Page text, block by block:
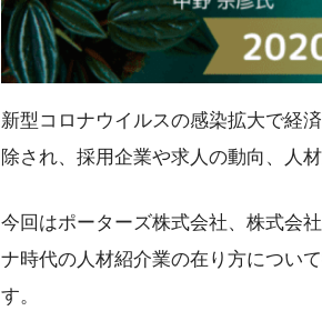
新型コロナウイルスの感染拡大で経
除され、採用企業や求人の動向、人
今回はポーターズ株式会社、株式会
ナ時代の人材紹介業の在り方につい
す。